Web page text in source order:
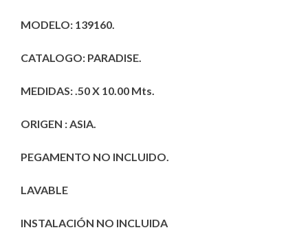
$2,150.00.
MODELO: 139160.
CATALOGO: PARADISE.
MEDIDAS: .50 X 10.00 Mts.
ORIGEN : ASIA.
PEGAMENTO NO INCLUIDO.
LAVABLE
INSTALACIÓN NO INCLUIDA